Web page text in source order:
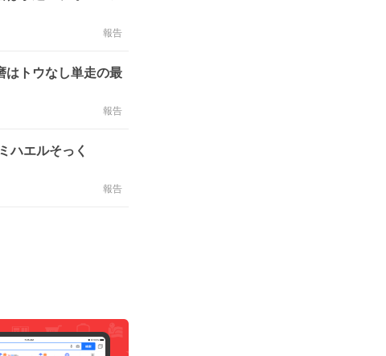
報告
はトウなし単走の最
報告
ハエルそっく
報告